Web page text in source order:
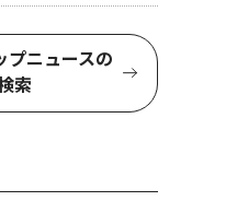
プニュースの
索